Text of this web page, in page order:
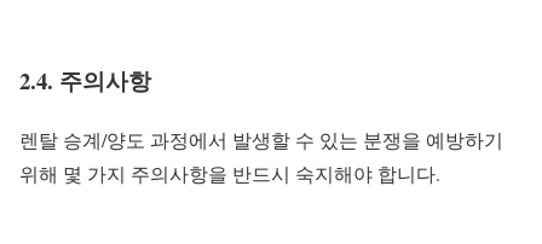
2.4. 주의사항
렌탈 승계/양도 과정에서 발생할 수 있는 분쟁을 예방하기
위해 몇 가지 주의사항을 반드시 숙지해야 합니다.